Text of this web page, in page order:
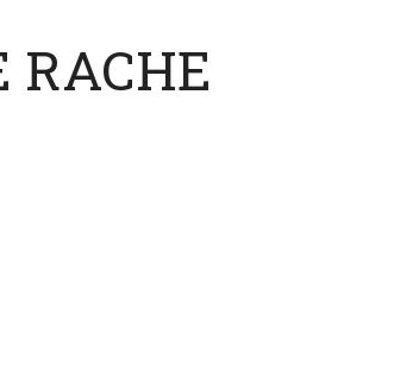
RACHE